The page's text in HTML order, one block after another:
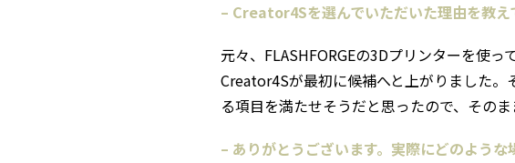
– Creator4Sを選んでいただいた理由を教え
元々、FLASHFORGEの3Dプリンターを使
Creator4Sが最初に候補へと上がりました
る項目を満たせそうだと思ったので、その
– ありがとうございます。実際にどのような